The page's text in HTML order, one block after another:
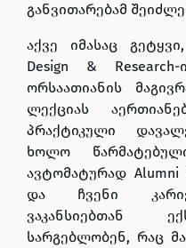
განვითარებამ
აქვე იმასაც
Design &
ორსაათიანის
ლექციას
პრაქტიკული
ხოლო
ავტომატურად Alumni
და ჩვენი
ვაკანსიებთან
სარგებლობენ, რაც